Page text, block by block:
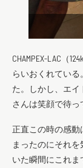
CHAMPEX-LAC（
らいおくれてい
た。しかし、エ
さんは笑顔で待っ
正直この時の感動
まったのにそれ
いた瞬間にこれ